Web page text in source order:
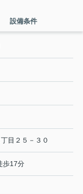
設備条件
丁目２５－３０
歩17分